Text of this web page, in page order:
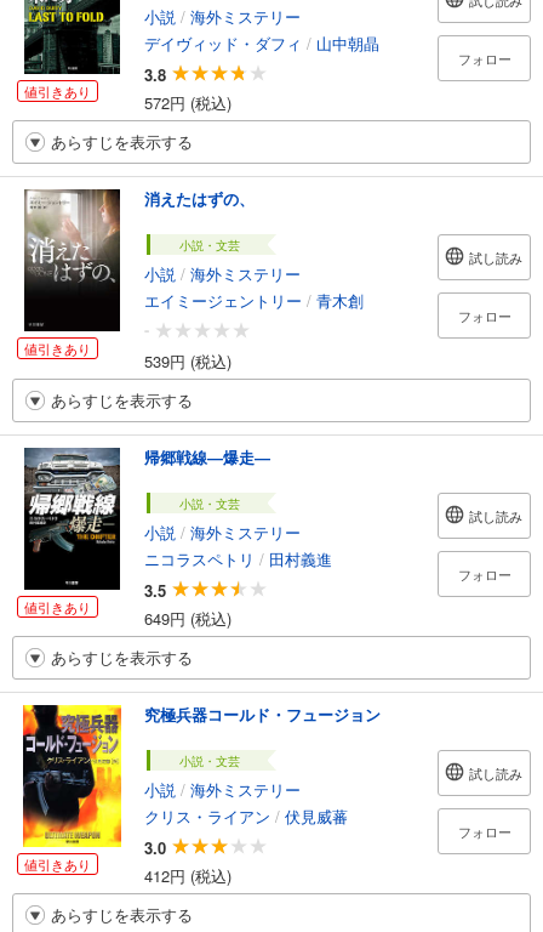
値引きあり
小説 / 海外ミステリー
デイヴィッド・ダフィ / 山中朝晶
3.8
572円 (税込)
フォロー
あらすじを表示する
値引きあり
消えたはずの、
小説・文芸
小説 / 海外ミステリー
エイミージェントリー / 青木創
-
539円 (税込)
試し読み
フォロー
あらすじを表示する
値引きあり
帰郷戦線―爆走―
小説・文芸
小説 / 海外ミステリー
ニコラスペトリ / 田村義進
3.5
649円 (税込)
試し読み
フォロー
あらすじを表示する
値引きあり
究極兵器コールド・フュージョン
小説・文芸
小説 / 海外ミステリー
クリス・ライアン / 伏見威蕃
3.0
412円 (税込)
試し読み
フォロー
あらすじを表示する